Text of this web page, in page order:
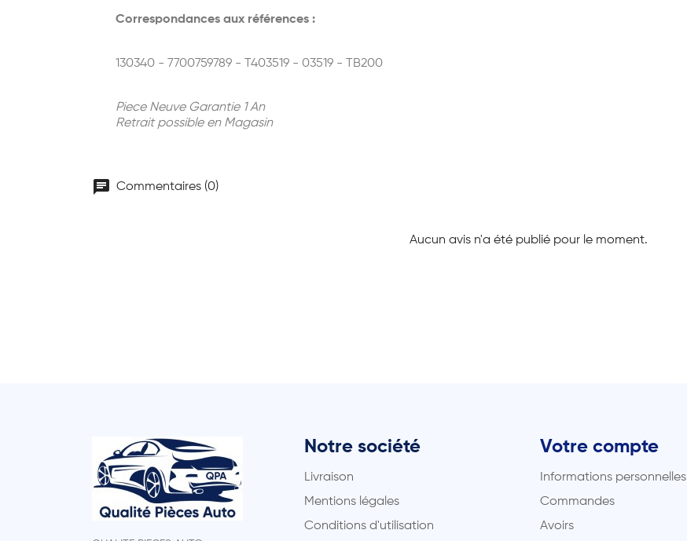
Correspondances aux références :
130340 - 7700759789 - T403519 - 03519 - TB200
Piece Neuve Garantie 1 An
Retrait possible en Magasin
chat Commentaires (0)
Aucun avis n'a été publié pour le moment.
Notre société
Livraison
Mentions légales
Conditions d'utilisation
Votre compte
Informations personnelles
Commandes
Avoirs